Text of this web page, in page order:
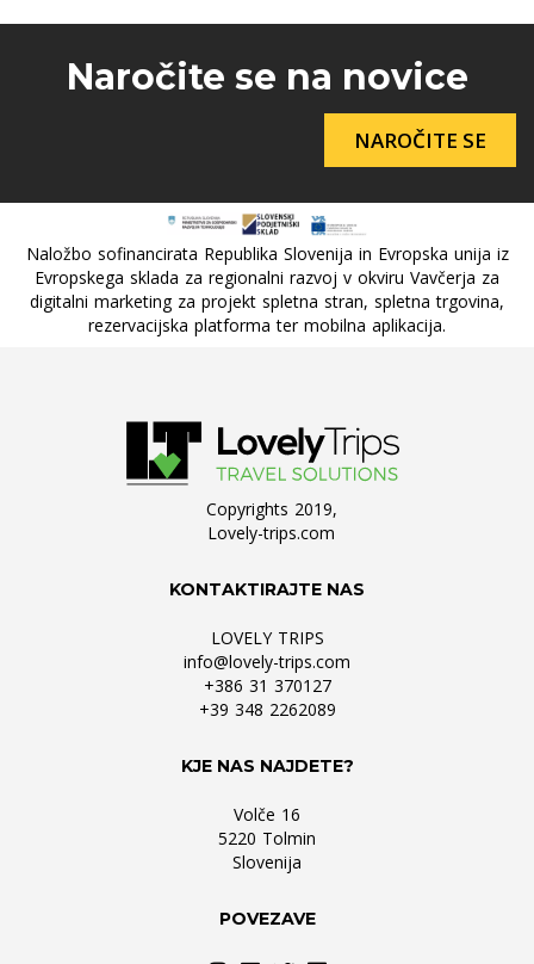
Naročite se na novice
NAROČITE SE
Naložbo sofinancirata Republika Slovenija in Evropska unija iz
Evropskega sklada za regionalni razvoj v okviru Vavčerja za
digitalni marketing za projekt spletna stran, spletna trgovina,
rezervacijska platforma ter mobilna aplikacija.
Copyrights 2019,
Lovely-trips.com
KONTAKTIRAJTE NAS
LOVELY TRIPS
info@lovely-trips.com
+386 31 370127
+39 348 2262089
KJE NAS NAJDETE?
Volče 16
5220 Tolmin
Slovenija
POVEZAVE